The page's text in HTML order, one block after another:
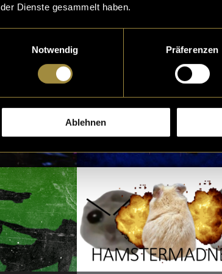
der Dienste gesammelt haben.
Notwendig
Präferenzen
Ablehnen